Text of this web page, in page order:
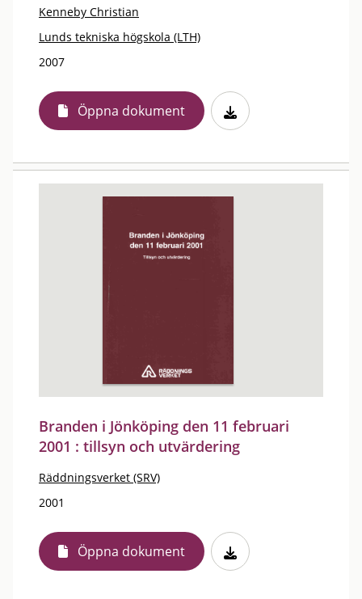
Kenneby Christian
Lunds tekniska högskola (LTH)
2007
Öppna dokument
Branden i Jönköping den 11 februari
2001 : tillsyn och utvärdering
Räddningsverket (SRV)
2001
Öppna dokument